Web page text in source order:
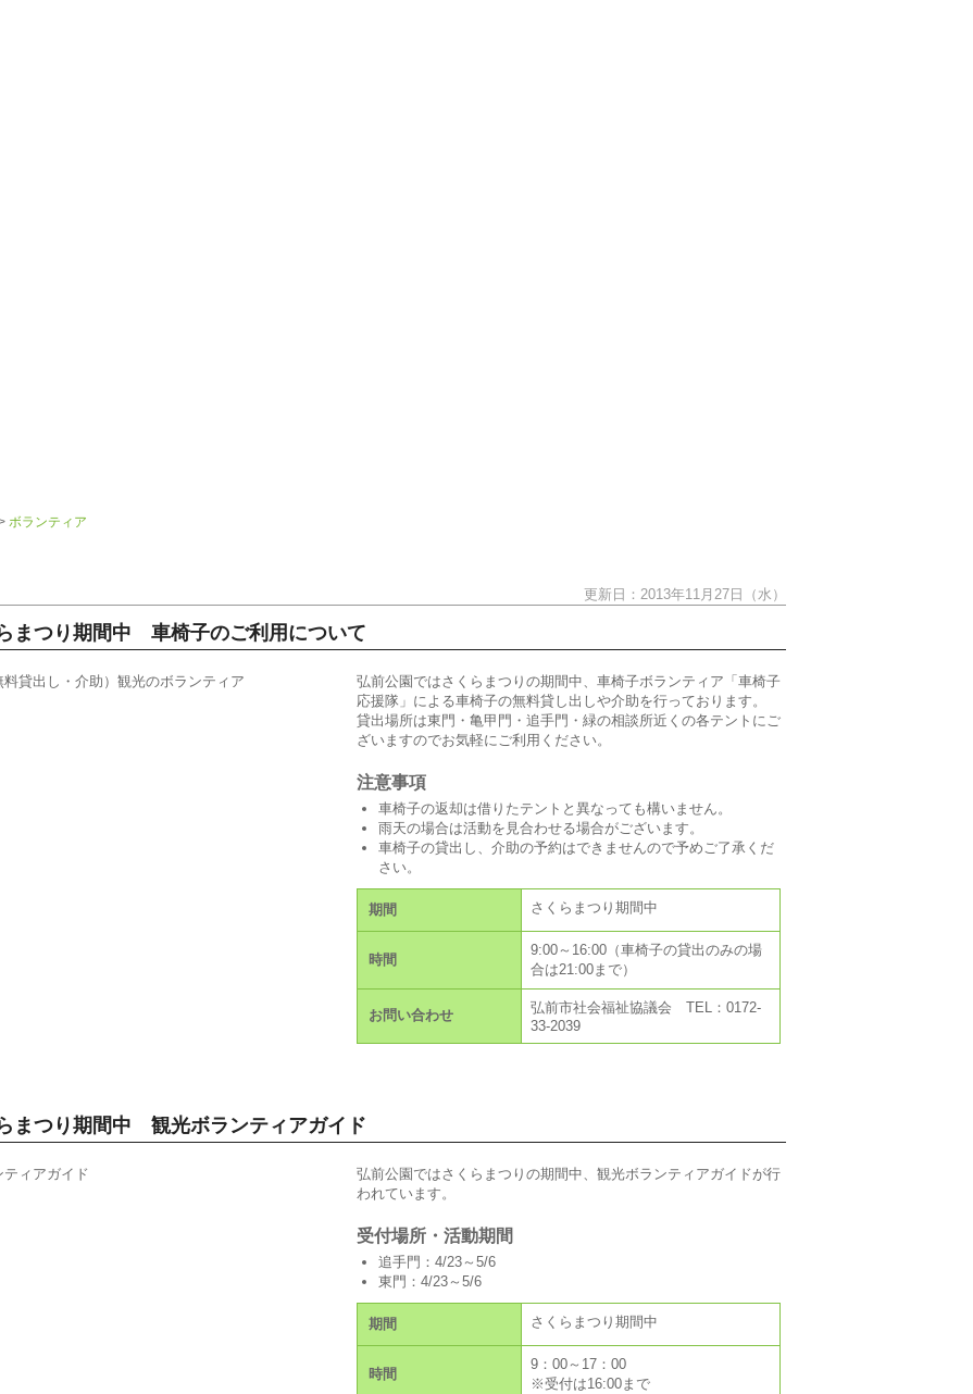
ボランティア
更新日：2013年11月27日（水）
らまつり期間中 車椅子のご利用について
弘前公園ではさくらまつりの期間中、車椅子ボランティア「車椅子
応援隊」による車椅子の無料貸し出しや介助を行っております。
貸出場所は東門・亀甲門・追手門・緑の相談所近くの各テントにご
ざいますのでお気軽にご利用ください。
注意事項
車椅子の返却は借りたテントと異なっても構いません。
雨天の場合は活動を見合わせる場合がございます。
車椅子の貸出し、介助の予約はできませんので予めご了承くだ
さい。
期間 さくらまつり期間中
時間
9:00～16:00（車椅子の貸出のみの場
合は21:00まで）
お問い合わせ
弘前市社会福祉協議会 TEL：0172-
33-2039
らまつり期間中 観光ボランティアガイド
弘前公園ではさくらまつりの期間中、観光ボランティアガイドが行
われています。
受付場所・活動期間
追手門：4/23～5/6
東門：4/23～5/6
期間 さくらまつり期間中
時間
9：00～17：00
※受付は16:00まで